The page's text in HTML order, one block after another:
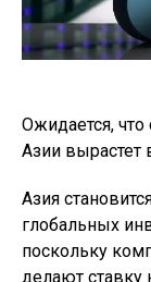
Ожидается,
Азии вырастет
Азия
глобальных
поскольку
делают ставку